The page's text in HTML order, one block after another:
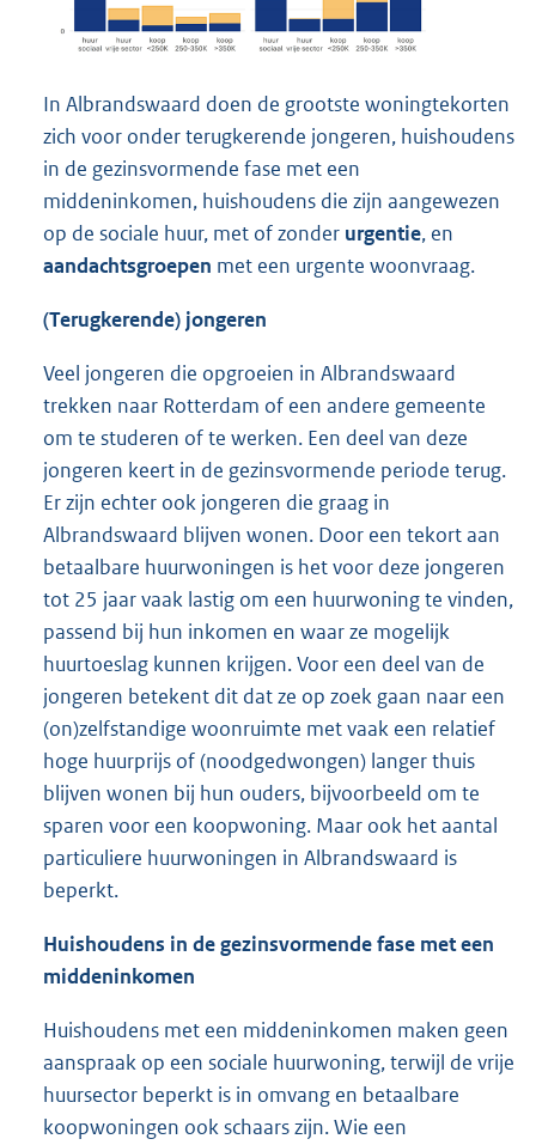
In Albrandswaard doen de grootste woningtekorten
zich voor onder terugkerende jongeren, huishoudens
in de gezinsvormende fase met een
middeninkomen, huishoudens die zijn aangewezen
op de sociale huur, met of zonder urgentie, en
aandachtsgroepen met een urgente woonvraag.
(Terugkerende) jongeren
Veel jongeren die opgroeien in Albrandswaard
trekken naar Rotterdam of een andere gemeente
om te studeren of te werken. Een deel van deze
jongeren keert in de gezinsvormende periode terug.
Er zijn echter ook jongeren die graag in
Albrandswaard blijven wonen. Door een tekort aan
betaalbare huurwoningen is het voor deze jongeren
tot 25 jaar vaak lastig om een huurwoning te vinden,
passend bij hun inkomen en waar ze mogelijk
huurtoeslag kunnen krijgen. Voor een deel van de
jongeren betekent dit dat ze op zoek gaan naar een
(on)zelfstandige woonruimte met vaak een relatief
hoge huurprijs of (noodgedwongen) langer thuis
blijven wonen bij hun ouders, bijvoorbeeld om te
sparen voor een koopwoning. Maar ook het aantal
particuliere huurwoningen in Albrandswaard is
beperkt.
Huishoudens in de gezinsvormende fase met een
middeninkomen
Huishoudens met een middeninkomen maken geen
aanspraak op een sociale huurwoning, terwijl de vrije
huursector beperkt is in omvang en betaalbare
koopwoningen ook schaars zijn. Wie een